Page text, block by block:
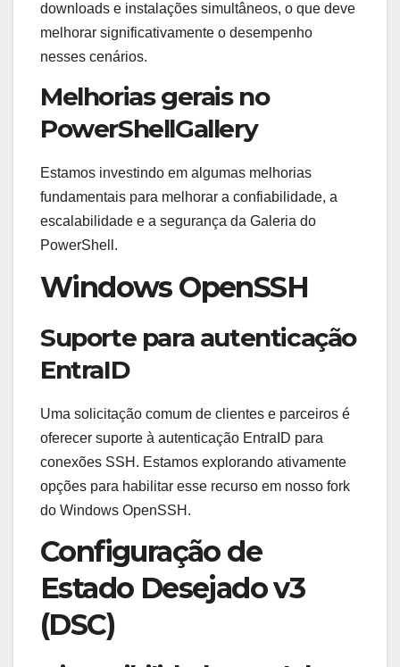
downloads e instalações simultâneos, o que deve
melhorar significativamente o desempenho
nesses cenários.
Melhorias gerais no
PowerShellGallery
Estamos investindo em algumas melhorias
fundamentais para melhorar a confiabilidade, a
escalabilidade e a segurança da Galeria do
PowerShell.
Windows OpenSSH
Suporte para autenticação
EntraID
Uma solicitação comum de clientes e parceiros é
oferecer suporte à autenticação EntraID para
conexões SSH. Estamos explorando ativamente
opções para habilitar esse recurso em nosso fork
do Windows OpenSSH.
Configuração de
Estado Desejado v3
(DSC)